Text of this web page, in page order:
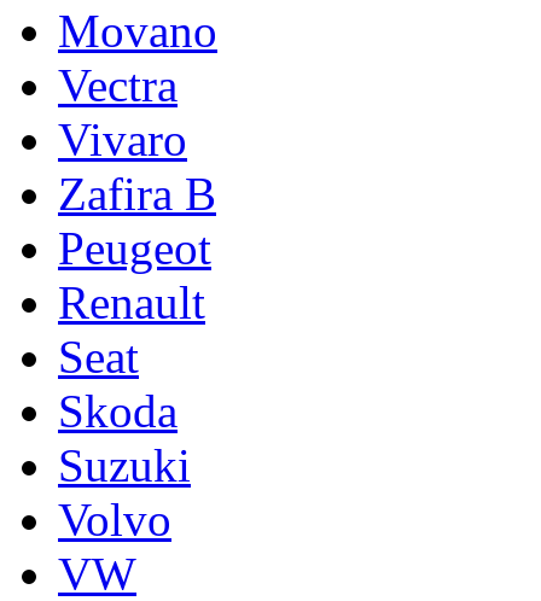
Movano
Vectra
Vivaro
Zafira B
Peugeot
Renault
Seat
Skoda
Suzuki
Volvo
VW